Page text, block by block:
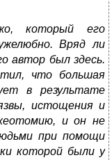
который его
Вряд ли
автор был здесь.
что большая
в результате
язвы, истощения и
и он не
при помощи
которой были у